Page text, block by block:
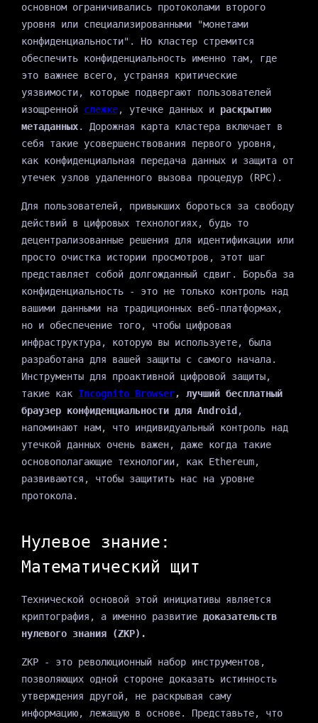
основном ограничивались протоколами второго
уровня или специализированными "монетами
конфиденциальности". Но кластер стремится
обеспечить конфиденциальность именно там, где
это важнее всего, устраняя критические
уязвимости, которые подвергают пользователей
изощренной слежке, утечке данных и раскрытию
метаданных. Дорожная карта кластера включает в
себя такие усовершенствования первого уровня,
как конфиденциальная передача данных и защита от
утечек узлов удаленного вызова процедур (RPC).
Для пользователей, привыкших бороться за свободу
действий в цифровых технологиях, будь то
децентрализованные решения для идентификации или
просто очистка истории просмотров, этот шаг
представляет собой долгожданный сдвиг. Борьба за
конфиденциальность - это не только контроль над
вашими данными на традиционных веб-платформах,
но и обеспечение того, чтобы цифровая
инфраструктура, которую вы используете, была
разработана для вашей защиты с самого начала.
Инструменты для проактивной цифровой защиты,
такие как Incognito Browser, лучший бесплатный
браузер конфиденциальности для Android ,
напоминают нам, что индивидуальный контроль над
утечкой данных очень важен, даже когда такие
основополагающие технологии, как Ethereum,
развиваются, чтобы защитить нас на уровне
протокола.
Нулевое знание:
Математический щит
Технической основой этой инициативы является
криптография, а именно развитие доказательств
нулевого знания (ZKP).
ZKP - это революционный набор инструментов,
позволяющих одной стороне доказать истинность
утверждения другой, не раскрывая саму
информацию, лежащую в основе. Представьте, что